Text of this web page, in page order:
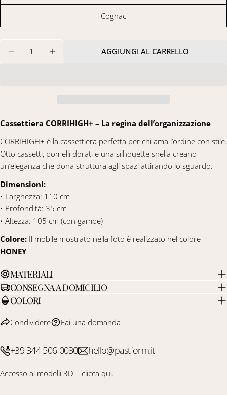
Cognac
DIMINUISCI LA QUANTITÀ PER CASSETTIERA
AUMENTA LA QUANTITÀ PER
AGGIUNGI AL CARRELLO
Cassettiera CORRIHIGH+ – La regina dell’organizzazione
CORRIHIGH+ è la cassettiera perfetta per chi ama l’ordine con stile.
Otto cassetti, pomelli dorati e una silhouette snella creano
un’eleganza che dona struttura agli spazi attirando lo sguardo.
Dimensioni:
• Larghezza: 110 cm
• Profondità: 35 cm
• Altezza: 105 cm (con gambe)
Colore: Il mobile mostrato nella foto è realizzato nel colore
HONEY.
MATERIALI
CONSEGNA A DOMICILIO
COLORI
Condividere
Condividi
Facebook
Condividi
X
Pin
Pinterest
Fai una domanda
I campi contrassegnati * sono obbligatori.
+39 344 506 0030 hello@pastform.it
Accesso ai modelli 3D – clicca qui.